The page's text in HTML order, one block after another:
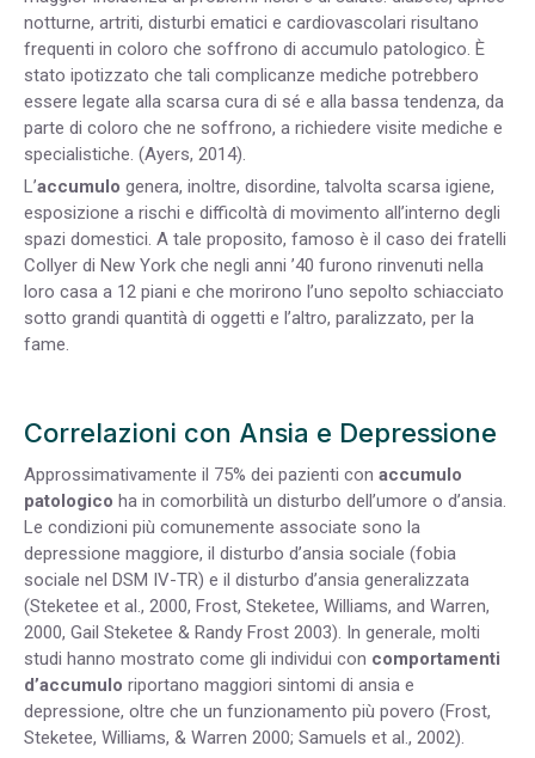
notturne, artriti, disturbi ematici e cardiovascolari risultano
frequenti in coloro che soffrono di accumulo patologico. È
stato ipotizzato che tali complicanze mediche potrebbero
essere legate alla scarsa cura di sé e alla bassa tendenza, da
parte di coloro che ne soffrono, a richiedere visite mediche e
specialistiche. (Ayers, 2014).
L’accumulo genera, inoltre, disordine, talvolta scarsa igiene,
esposizione a rischi e difficoltà di movimento all’interno degli
spazi domestici. A tale proposito, famoso è il caso dei fratelli
Collyer di New York che negli anni ’40 furono rinvenuti nella
loro casa a 12 piani e che morirono l’uno sepolto schiacciato
sotto grandi quantità di oggetti e l’altro, paralizzato, per la
fame.
Correlazioni con Ansia e Depressione
Approssimativamente il 75% dei pazienti con accumulo
patologico ha in comorbilità un disturbo dell’umore o d’ansia.
Le condizioni più comunemente associate sono la
depressione maggiore, il disturbo d’ansia sociale (fobia
sociale nel DSM IV-TR) e il disturbo d’ansia generalizzata
(Steketee et al., 2000, Frost, Steketee, Williams, and Warren,
2000, Gail Steketee & Randy Frost 2003). In generale, molti
studi hanno mostrato come gli individui con comportamenti
d’accumulo riportano maggiori sintomi di ansia e
depressione, oltre che un funzionamento più povero (Frost,
Steketee, Williams, & Warren 2000; Samuels et al., 2002).